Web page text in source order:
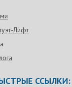
Лифт
ССЫЛКИ: